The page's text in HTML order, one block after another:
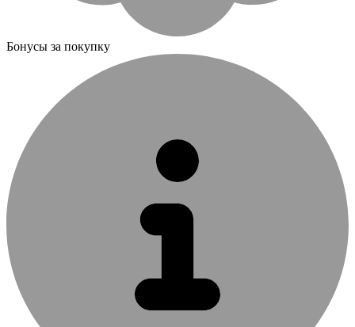
Бонусы за покупку